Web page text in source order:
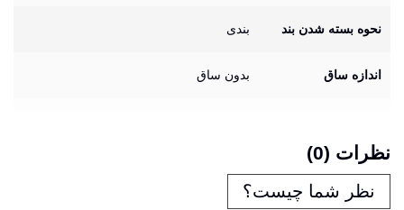
نحوه بسته شدن بند بندی
اندازه ساق بدون ساق
نظرات (0)
نظر شما چیست؟